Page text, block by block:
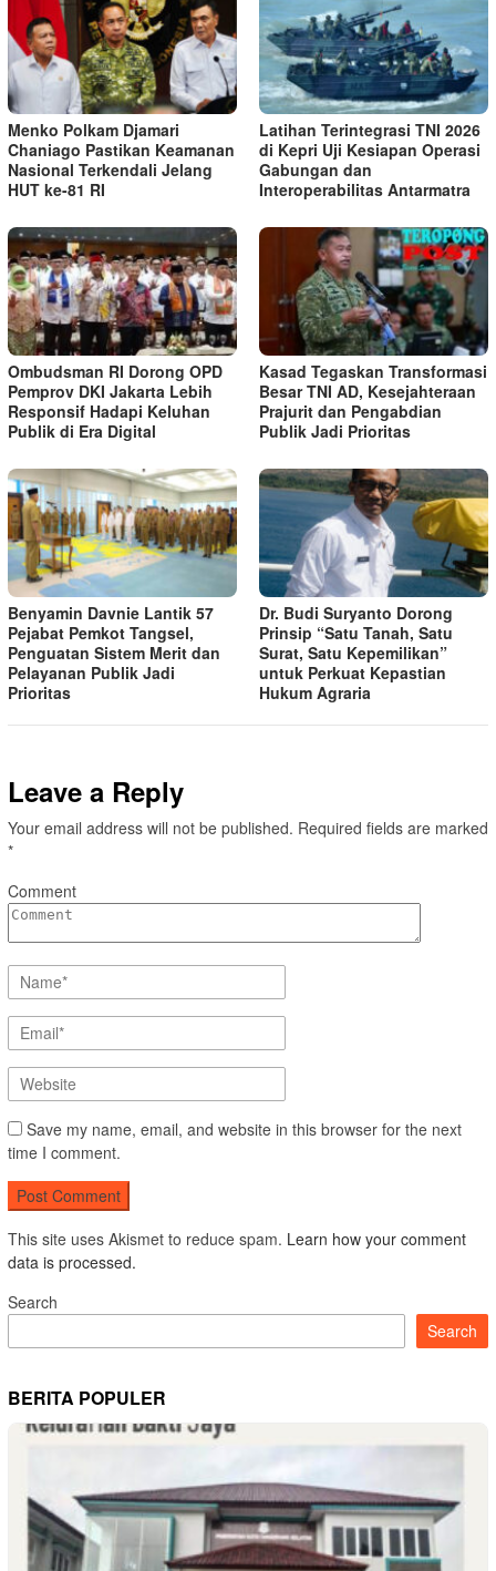
Menko Polkam Djamari
Chaniago Pastikan Keamanan
Nasional Terkendali Jelang
HUT ke-81 RI
Latihan Terintegrasi TNI 2026
di Kepri Uji Kesiapan Operasi
Gabungan dan
Interoperabilitas Antarmatra
Ombudsman RI Dorong OPD
Pemprov DKI Jakarta Lebih
Responsif Hadapi Keluhan
Publik di Era Digital
Kasad Tegaskan Transformasi
Besar TNI AD, Kesejahteraan
Prajurit dan Pengabdian
Publik Jadi Prioritas
Benyamin Davnie Lantik 57
Pejabat Pemkot Tangsel,
Penguatan Sistem Merit dan
Pelayanan Publik Jadi
Prioritas
Dr. Budi Suryanto Dorong
Prinsip “Satu Tanah, Satu
Surat, Satu Kepemilikan”
untuk Perkuat Kepastian
Hukum Agraria
Leave a Reply
Your email address will not be published. Required fields are marked
*
Comment
Save my name, email, and website in this browser for the next
time I comment.
This site uses Akismet to reduce spam. Learn how your comment
data is processed.
Search
Search
BERITA POPULER